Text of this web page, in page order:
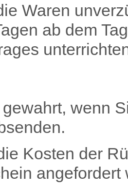
Waren
ab dem
wenn
Kosten der
angefordert